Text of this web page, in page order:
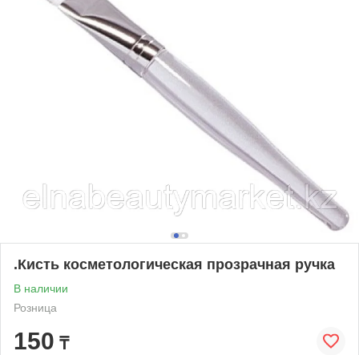
.Кисть косметологическая прозрачная ручка
В наличии
Розница
150 ₸